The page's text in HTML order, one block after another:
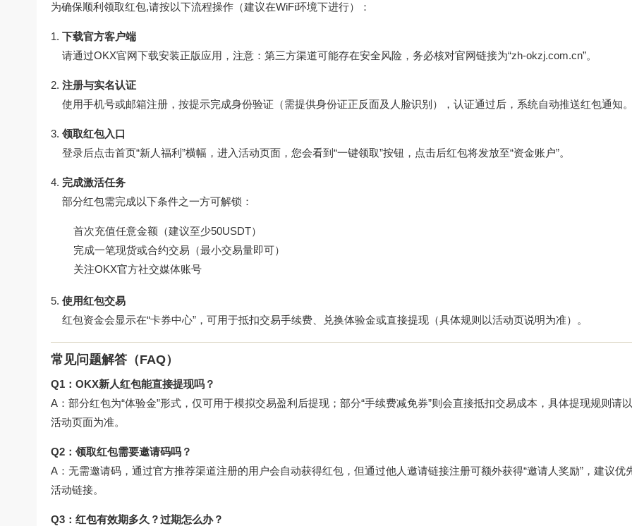
为确保顺利领取红包,请按以下流程操作（建议在WiFi环境下进行）：
下载官方客户端
请通过OKX官网下载安装正版应用，注意：第三方渠道可能存在安全风险，务必核对官网链接为“zh-okzj.com.cn”。
注册与实名认证
使用手机号或邮箱注册，按提示完成身份验证（需提供身份证正反面及人脸识别），认证通过后，系统自动推送红包通知
领取红包入口
登录后点击首页“新人福利”横幅，进入活动页面，您会看到“一键领取”按钮，点击后红包将发放至“资金账户”。
完成激活任务
部分红包需完成以下条件之一方可解锁：
首次充值任意金额（建议至少50USDT）
完成一笔现货或合约交易（最小交易量即可）
关注OKX官方社交媒体账号
使用红包交易
红包资金会显示在“卡券中心”，可用于抵扣交易手续费、兑换体验金或直接提现（具体规则以活动页说明为准）。
常见问题解答（FAQ）
Q1：OKX新人红包能直接提现吗？
A：部分红包为“体验金”形式，仅可用于模拟交易盈利后提现；部分“手续费减免券”则会直接抵扣交易成本，具体提现规则请以
活动页面为准。
Q2：领取红包需要邀请码吗？
A：无需邀请码，通过官方推荐渠道注册的用户会自动获得红包，但通过他人邀请链接注册可额外获得“邀请人奖励”，建议优
活动链接。
Q3：红包有效期多久？过期怎么办？